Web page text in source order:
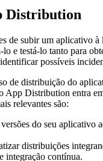
Distribution
de subir um aplicativo à
lo e testá-lo tanto para
possíveis
de distribuição do
App Distribution entra
relevantes são:
do seu aplicativo
distribuições
integração contínua.